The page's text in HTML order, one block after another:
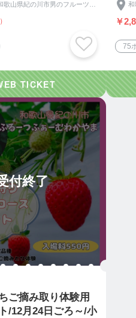
￥
75
付終了
ご摘み取り体験用
/12月24日ごろ～/小